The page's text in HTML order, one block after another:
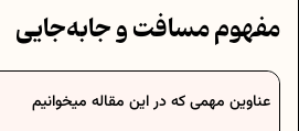
مفهوم مسافت و جابه‌جایی
عناوین مهمی که در این مقاله میخوانیم